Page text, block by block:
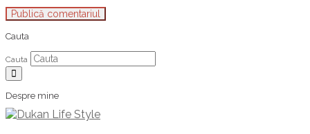
Cauta
Cauta
Despre mine